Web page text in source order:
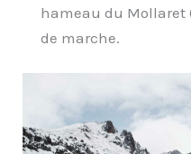
hameau du Mollaret
de marche.